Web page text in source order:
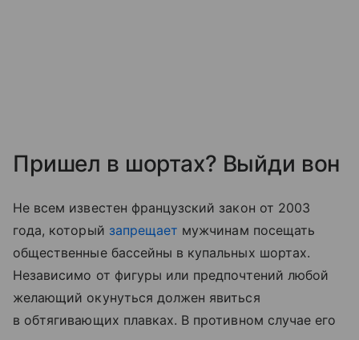
Пришел в шортах? Выйди вон
Не всем известен французский закон от 2003
года, который запрещает мужчинам посещать
общественные бассейны в купальных шортах.
Независимо от фигуры или предпочтений любой
желающий окунуться должен явиться
в обтягивающих плавках. В противном случае его